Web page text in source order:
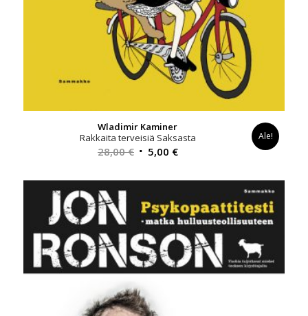
Wladimir Kaminer
Rakkaita terveisiä Saksasta
28,00€ Alkuperäinen
oli:
28,00 €.
5,00 €Nykyinen
on:
5,00 €.
Ale!